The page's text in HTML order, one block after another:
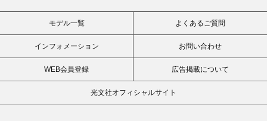
モデル一覧 よくあるご質問
インフォメーション お問い合わせ
WEB会員登録 広告掲載について
光文社オフィシャルサイト